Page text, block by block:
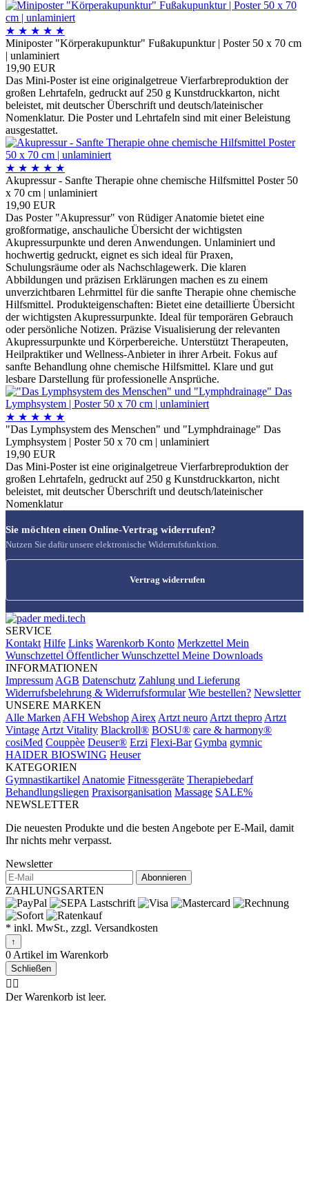
★ ★ ★ ★ ★
Miniposter "Körperakupunktur" Fußakupunktur | Poster 50 x 70 cm
| unlaminiert
19,90 EUR
Das Mini-Poster ist eine originalgetreue Vierfarbreproduktion der
großen Lehrtafeln, gedruckt auf 250 g Kunstdruckkarton, nicht
beleistet, mit deutscher Überschrift und deutsch/lateinischer
Nomenklatur. Die Poster und Lehrtafeln sind mit einer Beleistung
ausgestattet.
★ ★ ★ ★ ★
Akupressur - Sanfte Therapie ohne chemische Hilfsmittel Poster 50
x 70 cm | unlaminiert
19,90 EUR
Das Poster "Akupressur" von Rüdiger Anatomie bietet eine
großformatige, anschauliche Übersicht der wichtigsten
Akupressurpunkte und deren Anwendungen. Unlaminiert und
hochwertig gedruckt, eignet es sich ideal für Praxen,
Schulungsräume oder als Nachschlagewerk. Die klaren
Abbildungen und präzisen Erklärungen machen es zu einem
unverzichtbaren Lehrmittel für die sanfte Therapie ohne chemische
Hilfsmittel. Produkteigenschaften: Bietet eine detaillierte Übersicht
der wichtigsten Akupressurpunkte. Ideal für temporären Gebrauch
oder persönliche Notizen. Präzise Visualisierung der relevanten
Akupressurpunkte und Körperbereiche. Unterstützt Therapeuten,
Heilpraktiker und Wellness-Anbieter in ihrer Arbeit. Fokus auf
sanfte Behandlung ohne chemische Hilfsmittel. Klare und gut
lesbare Darstellung für professionelle Ansprüche.
★ ★ ★ ★ ★
"Das Lymphsystem des Menschen" und "Lymphdrainage" Das
Lymphsystem | Poster 50 x 70 cm | unlaminiert
19,90 EUR
Das Mini-Poster ist eine originalgetreue Vierfarbreproduktion der
großen Lehrtafeln, gedruckt auf 250 g Kunstdruckkarton, nicht
beleistet, mit deutscher Überschrift und deutsch/lateinischer
Nomenklatur
Sie möchten einen Online-Vertrag widerrufen?
Nutzen Sie dafür unsere elektronische Widerrufsfunktion.
Vertrag widerrufen
SERVICE
Kontakt Hilfe Links Warenkorb Konto Merkzettel Mein
Wunschzettel Öffentlicher Wunschzettel Meine Downloads
INFORMATIONEN
Impressum AGB Datenschutz Zahlung und Lieferung
Widerrufsbelehrung & Widerrufsformular Wie bestellen? Newsletter
UNSERE MARKEN
Alle Marken AFH Webshop Airex Artzt neuro Artzt thepro Artzt
Vintage Artzt Vitality Blackroll® BOSU® care & harmony®
cosiMed Couppèe Deuser® Erzi Flexi-Bar Gymba gymnic
HAIDER BIOSWING Heuser
KATEGORIEN
Gymnastikartikel Anatomie Fitnessgeräte Therapiebedarf
Behandlungsliegen Praxisorganisation Massage SALE%
NEWSLETTER
Die neuesten Produkte und die besten Angebote per E-Mail, damit
Ihr nichts mehr verpasst.
Newsletter
Abonnieren
ZAHLUNGSARTEN
* inkl. MwSt., zzgl. Versandkosten
↑
0 Artikel im Warenkorb
Schließen
🤷‍♂️
Der Warenkorb ist leer.